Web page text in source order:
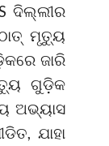
ଦିଲ୍ଲୀର
ମୃତ୍ୟୁ
ଜାରି
ଗୁଡ଼ିକ
ଅଭ୍ୟାସ
ଯାହା